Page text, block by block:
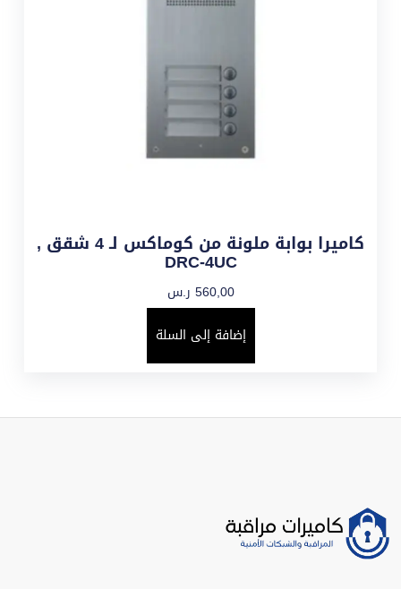
كاميرا بوابة ملونة من كوماكس لـ 4 شقق ,
DRC-4UC
560,00 ر.س
إضافة إلى السلة